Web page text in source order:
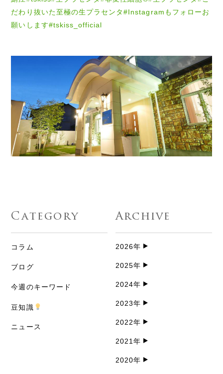
だわり抜いた至極の生プラセンタ#Instagramもフォローお
願いします#tskiss_official
Category
コラム
ブログ
今週のキーワード
豆知識
ニュース
Archive
2026年
2025年
2024年
2023年
2022年
2021年
2020年